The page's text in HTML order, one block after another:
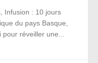
Infusion : 10 jours
du pays Basque,
réveiller une...